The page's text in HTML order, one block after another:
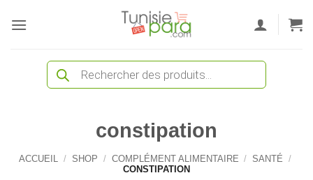
Recherche
produits
constipation
ACCUEIL / SHOP / COMPLÉMENT ALIMENTAIRE / SANTÉ /
CONSTIPATION